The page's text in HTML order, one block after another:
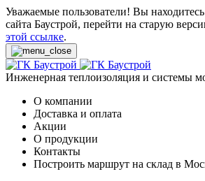
Уважаемые пользователи! Вы
сайта Баустрой, перейти на старую
этой ссылке.
Инженерная теплоизоляция и системы
О компании
Доставка и оплата
Акции
О продукции
Контакты
Построить маршрут на склад в